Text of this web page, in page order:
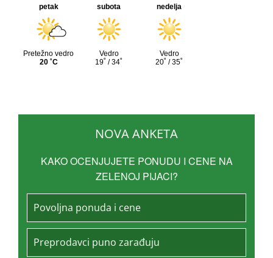
NOVA ANKETA
KAKO OCENJUJETE PONUDU I CENE NA
ZELENOJ PIJACI?
Povoljna ponuda i cene
Preprodavci puno zarađuju